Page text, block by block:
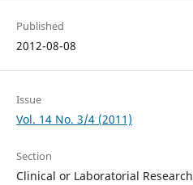
Published
2012-08-08
Issue
Vol. 14 No. 3/4 (2011)
Section
Clinical or Laboratorial Research